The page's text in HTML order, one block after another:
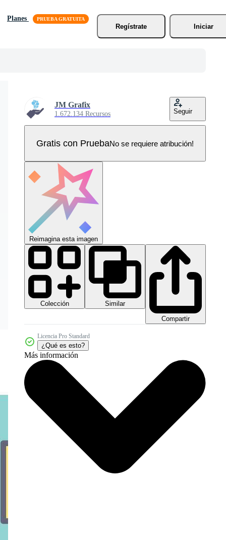
Planes
Regístrate
Iniciar
JM Grafix
1.672.134 Recursos Seguir
Gratis con PruebaNo se requiere atribución!
Reimagina esta imagen
Colección
Similar
Compartir
Licencia Pro Standard
¿Qué es esto?
Más información